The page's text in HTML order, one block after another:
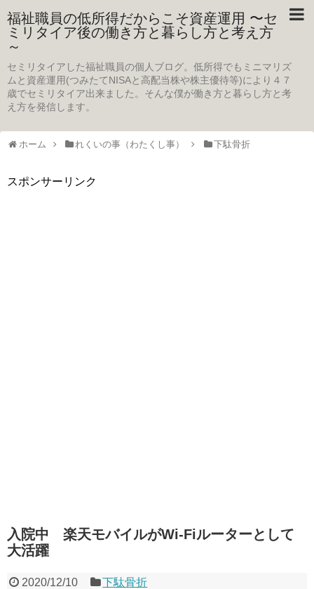
福祉職員の低所得だからこそ資産運用 〜セ
ミリタイア後の働き方と暮らし方と考え方
～
セミリタイアした福祉職員の個人ブログ。低所得でもミニマリズ
ムと資産運用(つみたてNISAと高配当株や株主優待等)により４７
歳でセミリタイア出来ました。そんな僕が働き方と暮らし方と考
え方を発信します。
ホーム れくいの事（わたくし事） 下駄骨折
スポンサーリンク
入院中 楽天モバイルがWi-Fiルーターとして
大活躍
2020/12/10 下駄骨折